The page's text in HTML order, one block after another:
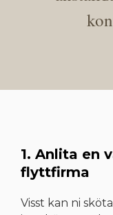
1. Anlita en
flyttfirma
Visst kan ni